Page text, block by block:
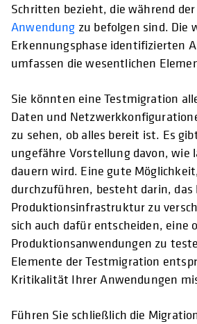
Schritten bezieht, die während der
Anwendung zu befolgen sind. Die
Erkennungsphase identifizierten
umfassen die wesentlichen
Sie könnten eine Testmigration
Daten und
zu sehen, ob alles bereit ist. Es
ungefähre Vorstellung davon, wie
dauern wird. Eine gute
durchzuführen, besteht darin, das
Produktionsinfrastruktur zu
sich auch dafür entscheiden, eine
Produktionsanwendungen zu
Elemente der Testmigration
Kritikalität Ihrer Anwendungen
Führen Sie schließlich die